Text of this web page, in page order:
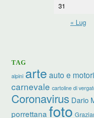
31
« Lug
TAG
alpini arte auto e motori
carnevale cartoline di
Coronavirus Dario
porrettana foto